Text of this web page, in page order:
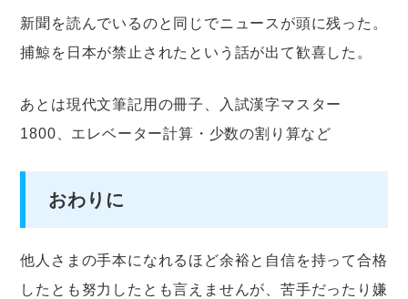
新聞を読んでいるのと同じでニュースが頭に残った。
捕鯨を日本が禁止されたという話が出て歓喜した。
あとは現代文筆記用の冊子、入試漢字マスター
1800、エレベーター計算・少数の割り算など
おわりに
他人さまの手本になれるほど余裕と自信を持って合格
したとも努力したとも言えませんが、苦手だったり嫌